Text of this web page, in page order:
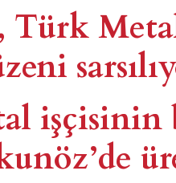
Türk
işçisinin